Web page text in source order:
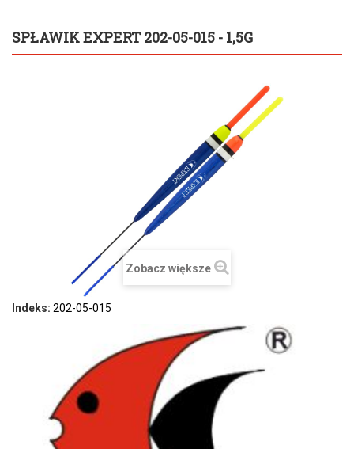
SPŁAWIK EXPERT 202-05-015 - 1,5G
Zobacz większe
Indeks: 202-05-015